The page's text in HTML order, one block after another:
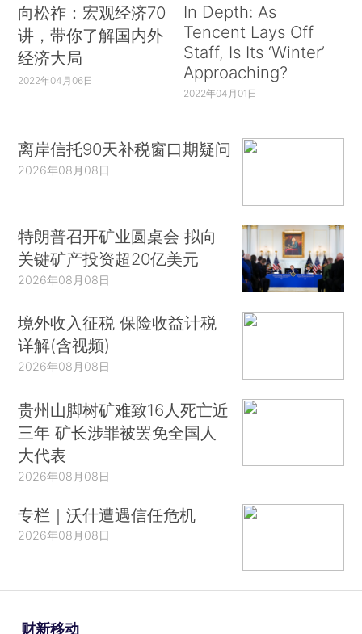
向松祚：宏观经济70
讲，带你了解国内外
经济大局
2022年04月06日
In Depth: As
Tencent Lays Off
Staff, Is Its ‘Winter’
Approaching?
2022年04月01日
离岸信托90天补税窗口期疑问
2026年08月08日
特朗普召开矿业圆桌会 拟向
关键矿产投资超20亿美元
2026年08月08日
境外收入征税 保险收益计税
详解(含视频)
2026年08月08日
贵州山脚树矿难致16人死亡近
三年 矿长涉罪被罢免全国人
大代表
2026年08月08日
专栏｜沃什遭遇信任危机
2026年08月08日
财新移动